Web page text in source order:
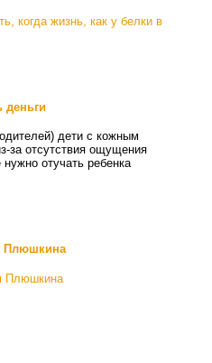
деньги
дети с кожным
за отсутствия ощущения
отучать ребенка
Плюшкина